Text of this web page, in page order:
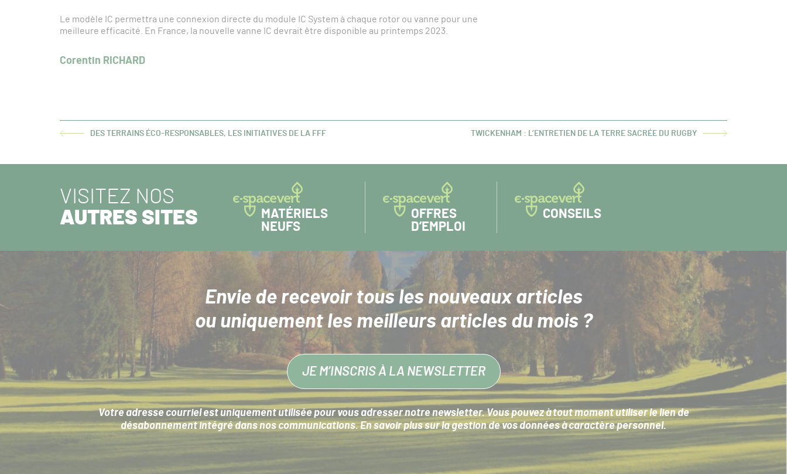
Le modèle IC permettra une connexion directe du module IC System à chaque rotor ou vanne pour une
meilleure efficacité. En France, la nouvelle vanne IC devrait être disponible au printemps 2023.
Corentin RICHARD
ARTICLEDES TERRAINS ÉCO-RESPONSABLES, LES INITIATIVES DE LA FFF
ARTICLE
TWICKENHAM : L’ENTRETIEN DE LA TERRE SACRÉE DU RUGBY
VISITEZ NOS
AUTRES SITES
MATÉRIELS
NEUFS
OFFRES
D’EMPLOI
CONSEILS
Envie de recevoir tous les nouveaux articles
ou uniquement les meilleurs articles du mois ?
JE M’INSCRIS À LA NEWSLETTER
Votre adresse courriel est uniquement utilisée pour vous adresser notre newsletter. Vous pouvez à tout moment utiliser le lien de
désabonnement intégré dans nos communications. En savoir plus sur lagestion de vos données à caractère personnel.